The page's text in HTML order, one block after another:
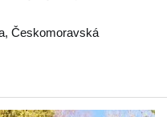
, Českomoravská